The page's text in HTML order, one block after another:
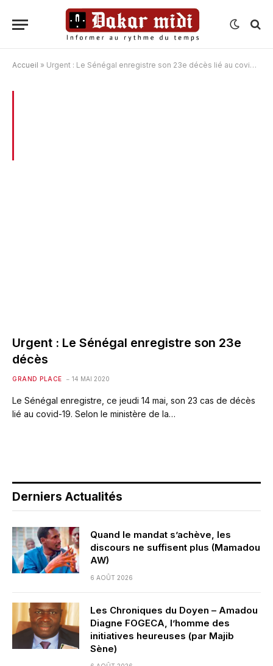
Accueil » Urgent : Le Sénégal enregistre son 23e décès lié au covid-19
Urgent : Le Sénégal enregistre son 23e
décès
GRAND PLACE 14 MAI 2020
Le Sénégal enregistre, ce jeudi 14 mai, son 23 cas de décès
lié au covid-19. Selon le ministère de la…
Derniers Actualités
Quand le mandat s’achève, les
discours ne suffisent plus (Mamadou
AW)
6 AOÛT 2026
Les Chroniques du Doyen – Amadou
Diagne FOGECA, l’homme des
initiatives heureuses (par Majib
Sène)